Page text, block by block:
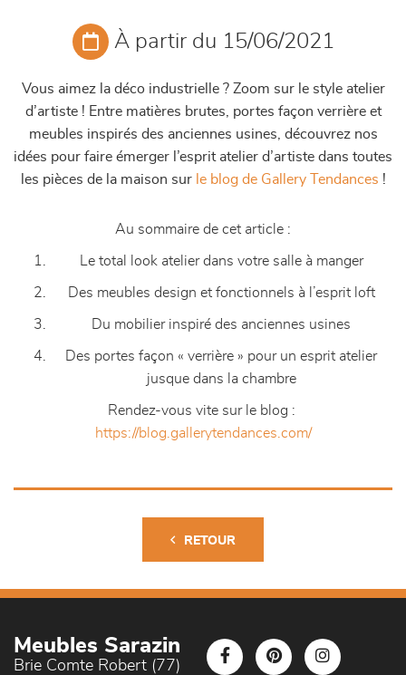
À partir du 15/06/2021
Vous aimez la déco industrielle ? Zoom sur le style atelier
d’artiste ! Entre matières brutes, portes façon verrière et
meubles inspirés des anciennes usines, découvrez nos
idées pour faire émerger l’esprit atelier d’artiste dans toutes
les pièces de la maison sur le blog de Gallery Tendances !
Au sommaire de cet article :
Le total look atelier dans votre salle à manger
Des meubles design et fonctionnels à l’esprit loft
Du mobilier inspiré des anciennes usines
Des portes façon « verrière » pour un esprit atelier
jusque dans la chambre
Rendez-vous vite sur le blog :
https://blog.gallerytendances.com/
RETOUR
Meubles Sarazin
Brie Comte Robert (77)